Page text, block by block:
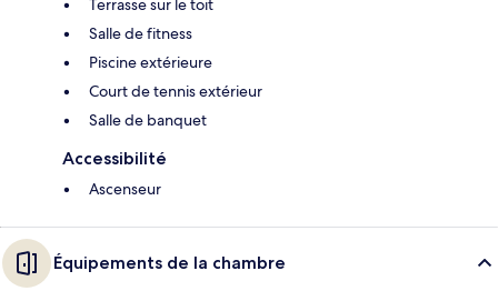
Terrasse sur le toit
Salle de fitness
Piscine extérieure
Court de tennis extérieur
Salle de banquet
Accessibilité
Ascenseur
Équipements de la chambre